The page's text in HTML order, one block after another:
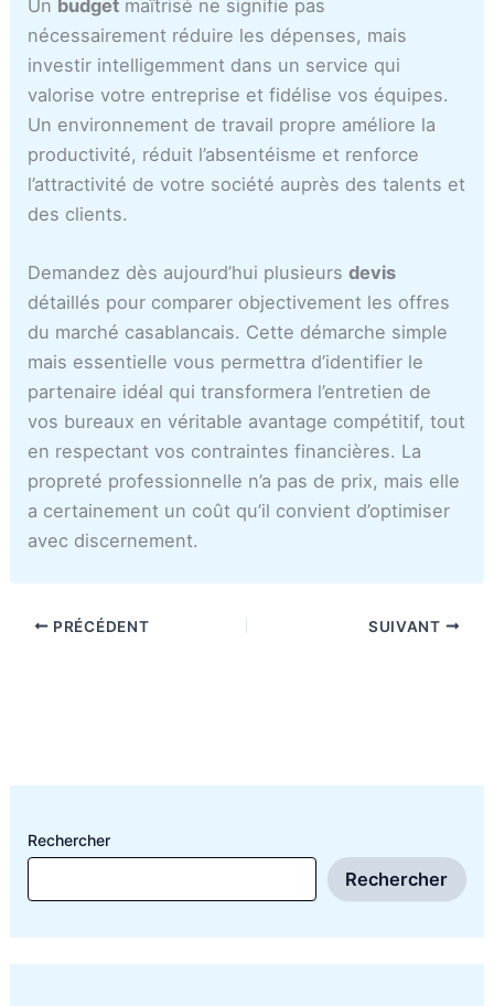
Un budget maîtrisé ne signifie pas
nécessairement réduire les dépenses, mais
investir intelligemment dans un service qui
valorise votre entreprise et fidélise vos équipes.
Un environnement de travail propre améliore la
productivité, réduit l’absentéisme et renforce
l’attractivité de votre société auprès des talents et
des clients.
Demandez dès aujourd’hui plusieursdevis
détaillés pour comparer objectivement les offres
du marché casablancais. Cette démarche simple
mais essentielle vous permettra d’identifier le
partenaire idéal qui transformera l’entretien de
vos bureaux en véritable avantage compétitif, tout
en respectant vos contraintes financières. La
propreté professionnelle n’a pas de prix, mais elle
a certainement un coût qu’il convient d’optimiser
avec discernement.
PRÉCÉDENT SUIVANT
Rechercher
Rechercher